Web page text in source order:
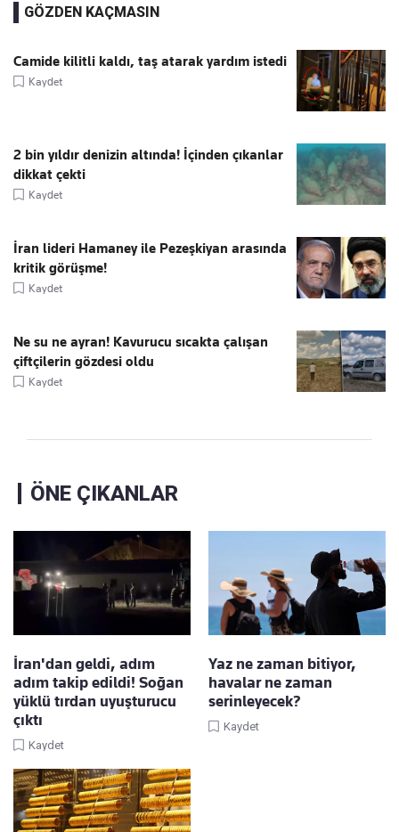
GÖZDEN KAÇMASIN
Camide kilitli kaldı, taş atarak yardım istedi
Kaydet
2 bin yıldır denizin altında! İçinden çıkanlar
dikkat çekti
Kaydet
İran lideri Hamaney ile Pezeşkiyan arasında
kritik görüşme!
Kaydet
Ne su ne ayran! Kavurucu sıcakta çalışan
çiftçilerin gözdesi oldu
Kaydet
ÖNE ÇIKANLAR
İran'dan geldi, adım
adım takip edildi! Soğan
yüklü tırdan uyuşturucu
çıktı
Kaydet
Yaz ne zaman bitiyor,
havalar ne zaman
serinleyecek?
Kaydet